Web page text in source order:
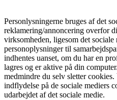
Personlysningerne bruges af det
reklamering/annoncering overfor
virksomheden, ligesom det
personoplysninger til
indhentes uanset, om du har en
lagres og er aktive på din
medmindre du selv sletter
indflydelse på de sociale mediers
udarbejdet af det sociale medie.